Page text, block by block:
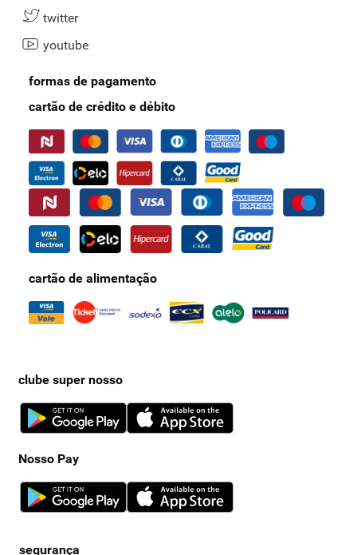
twitter
youtube
formas de pagamento
cartão de crédito e débito
cartão de alimentação
clube super nosso
Nosso Pay